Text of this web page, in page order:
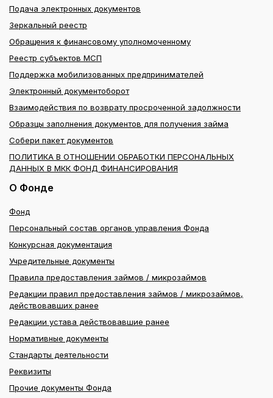
Подача электронных документов
Зеркальный реестр
Обращения к финансовому уполномоченному
Реестр субъектов МСП
Поддержка мобилизованных предпринимателей
Электронный документоборот
Взаимодействия по возврату просроченной задолжности
Образцы заполнения документов для получения займа
Собери пакет документов
ПОЛИТИКА В ОТНОШЕНИИ ОБРАБОТКИ ПЕРСОНАЛЬНЫХ
ДАННЫХ В МКК ФОНД ФИНАНСИРОВАНИЯ
О Фонде
Фонд
Персональный состав органов управления Фонда
Конкурсная документация
Учредительные документы
Правила предоставления займов / микрозаймов
Редакции правил предоставления займов / микрозаймов,
действовавших ранее
Редакции устава действовавшие ранее
Нормативные документы
Стандарты деятельности
Реквизиты
Прочие документы Фонда